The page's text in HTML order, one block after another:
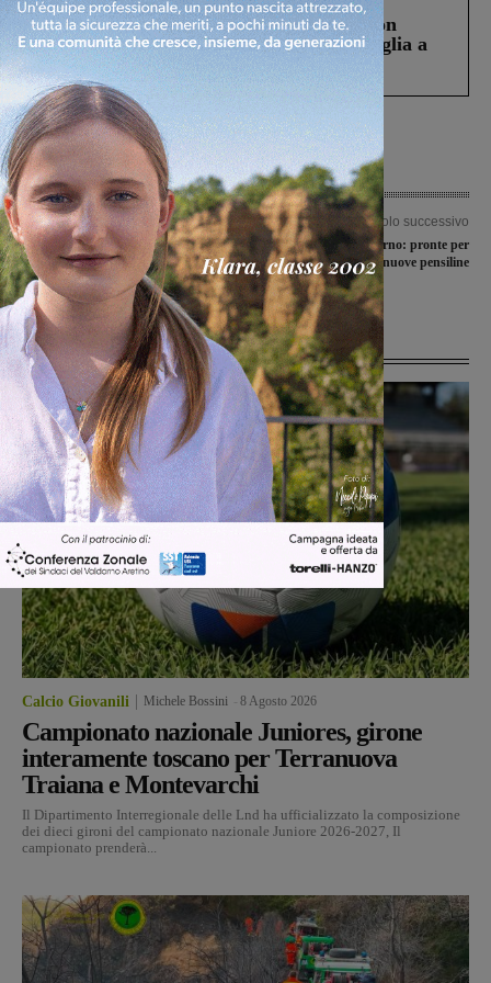
Scomparso da una struttura di Castiglion
Fiorentino l’uomo che aveva ucciso la figlia a
Levane nel 2020
Articolo precedente
Bonus per le bollette del servizio
idrico: domande da presentare entro
il 31 maggio
Articolo successivo
Mobilità in Valdarno: pronte per
l’installazione nuove pensiline
Ultime Notizie
Calcio Giovanili Michele Bossini 8 Agosto 2026
Campionato nazionale Juniores, girone
interamente toscano per Terranuova
Traiana e Montevarchi
Il Dipartimento Interregionale delle Lnd ha ufficializzato la composizione
dei dieci gironi del campionato nazionale Juniore 2026-2027, Il
campionato prenderà...